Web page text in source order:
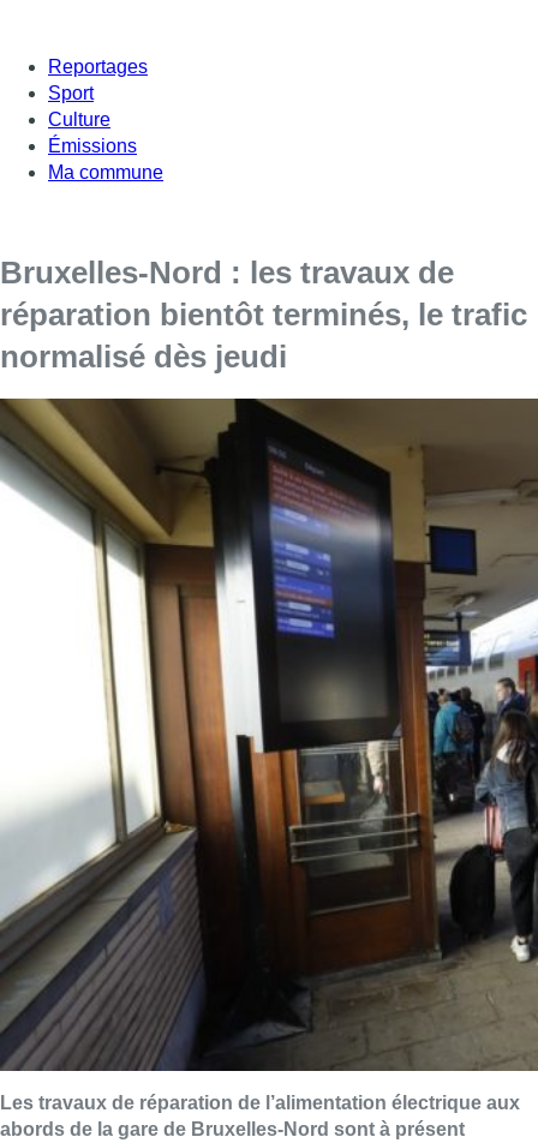
Reportages
Sport
Culture
Émissions
Ma commune
Bruxelles-Nord : les travaux de
réparation bientôt terminés, le trafic
normalisé dès jeudi
Les travaux de réparation de l’alimentation électrique aux
abords de la gare de Bruxelles-Nord sont à présent